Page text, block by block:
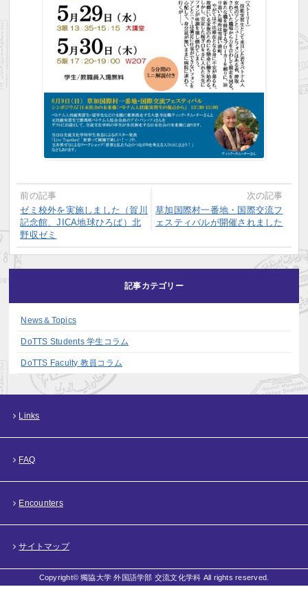
前の記事
ゼミ校外を実施しました（賀川
記念館、JICA地球ひろば）北
野収ゼミ
次の記事
草加国際村一番地・国際交流フ
ェスティバルが開催されました
記事カテゴリー
News＆Topics
DoTTS Students 学生コラム
DoTTS Faculty 教員コラム
Links
FAQ
Encounters
サイトマップ
Copyright© 獨協大学 外国語学部 交流文化学科 All rights reserved.